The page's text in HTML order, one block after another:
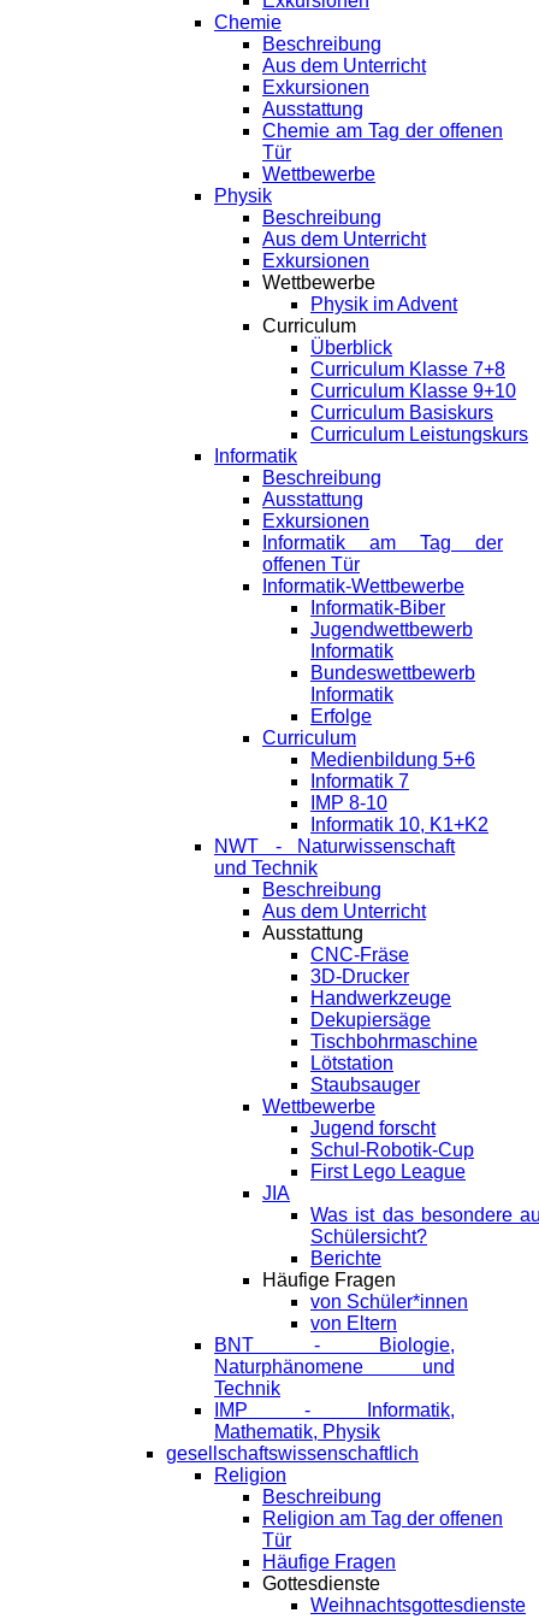
Chemie
Beschreibung
Aus dem Unterricht
Exkursionen
Ausstattung
Chemie am Tag der offenen
Tür
Wettbewerbe
Physik
Beschreibung
Aus dem Unterricht
Exkursionen
Wettbewerbe
Physik im Advent
Curriculum
Überblick
Curriculum Klasse 7+8
Curriculum Klasse 9+10
Curriculum Basiskurs
Curriculum Leistungskurs
Informatik
Beschreibung
Ausstattung
Exkursionen
Informatik am Tag der
offenen Tür
Informatik-Wettbewerbe
Informatik-Biber
Jugendwettbewerb
Informatik
Bundeswettbewerb
Informatik
Erfolge
Curriculum
Medienbildung 5+6
Informatik 7
IMP 8-10
Informatik 10, K1+K2
NWT - Naturwissenschaft
und Technik
Beschreibung
Aus dem Unterricht
Ausstattung
CNC-Fräse
3D-Drucker
Handwerkzeuge
Dekupiersäge
Tischbohrmaschine
Lötstation
Staubsauger
Wettbewerbe
Jugend forscht
Schul-Robotik-Cup
First Lego League
JIA
Was ist das besondere
Schülersicht?
Berichte
Häufige Fragen
von Schüler*innen
von Eltern
BNT - Biologie,
Naturphänomene und
Technik
IMP - Informatik,
Mathematik, Physik
gesellschaftswissenschaftlich
Religion
Beschreibung
Religion am Tag der offenen
Tür
Häufige Fragen
Gottesdienste
Weihnachtsgottesdienste